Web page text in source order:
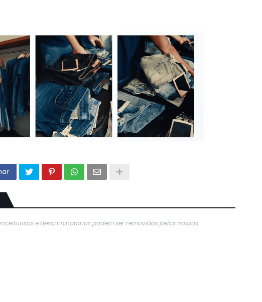
e descriminatórios podem ser removidos pelos nossos